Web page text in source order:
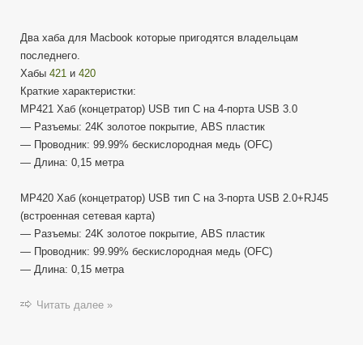
Два хаба для Macbook которые пригодятся владельцам
последнего.
Хабы 421 и 420
Краткие характеристки:
MP421 Хаб (концетратор) USB тип C на 4-порта USB 3.0
— Разъемы: 24K золотое покрытие, ABS пластик
— Проводник: 99.99% бескислородная медь (OFC)
— Длина: 0,15 метра
MP420 Хаб (концетратор) USB тип C на 3-порта USB 2.0+RJ45
(встроенная сетевая карта)
— Разъемы: 24K золотое покрытие, ABS пластик
— Проводник: 99.99% бескислородная медь (OFC)
— Длина: 0,15 метра
Читать далее »